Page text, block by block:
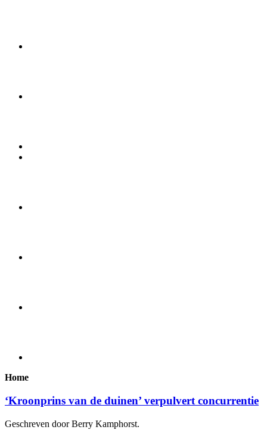
Home
‘Kroonprins van de duinen’ verpulvert concurrentie
Geschreven door Berry Kamphorst.